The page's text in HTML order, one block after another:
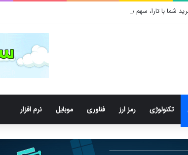
شما با تارا، سهم سلامتی کودکان محک می‌­شود
تکنولوژی رمز ارز فناوری موبایل نرم افزار